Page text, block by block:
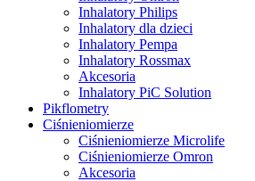
Inhalatory Philips
Inhalatory dla dzieci
Inhalatory Pempa
Inhalatory Rossmax
Akcesoria
Inhalatory PiC Solution
Pikflometry
Ciśnieniomierze
Ciśnieniomierze Microlife
Ciśnieniomierze Omron
Akcesoria